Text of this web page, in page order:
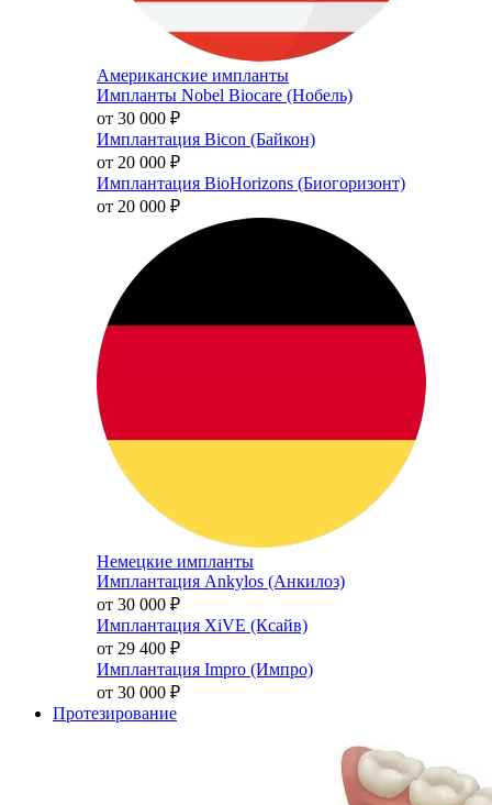
Американские импланты
Импланты Nobel Biocare (Нобель)
от 30 000 ₽
Имплантация Bicon (Байкон)
от 20 000 ₽
Имплантация BioHorizons (Биогоризонт)
от 20 000 ₽
Немецкие импланты
Имплантация Ankylos (Анкилоз)
от 30 000 ₽
Имплантация XiVE (Ксайв)
от 29 400 ₽
Имплантация Impro (Импро)
от 30 000 ₽
Протезирование